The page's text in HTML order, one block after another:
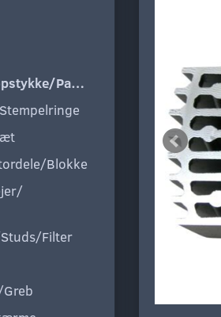
Cylinder/Topstykke/Pakning
Blokke
Filter